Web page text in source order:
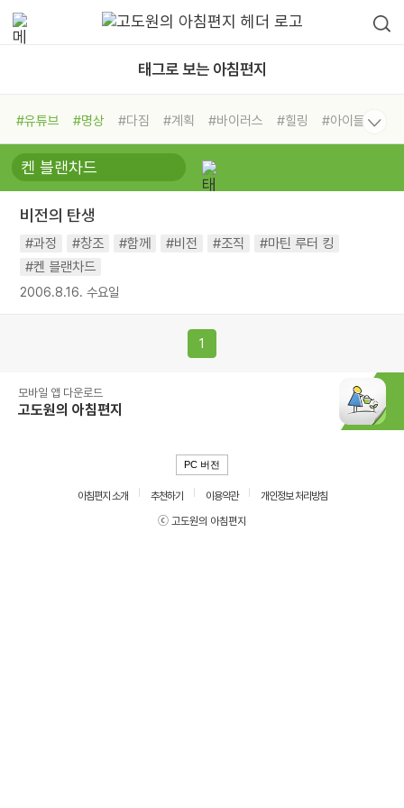
태그로 보는 아침편지
#유튜브 #명상 #다짐 #계획 #바이러스 #힐링
#아이들
#비전캠프
#독서캠프 #삶
#희망
#나눔 #친구 #링컨학교
#독서
#건강
비전의 탄생
#과정 #창조 #함께 #비전 #조직
#마틴 루터 킹
#켄 블랜차드
2006.8.16. 수요일
1
모바일 앱 다운로드
고도원의 아침편지
PC 버전
아침편지 소개 추천하기 이용약관
개인정보 처리방침
ⓒ 고도원의 아침편지